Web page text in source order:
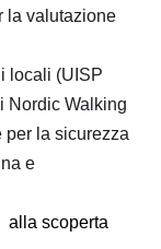
la valutazione
locali (UISP
Nordic Walking
per la sicurezza
e
alla scoperta